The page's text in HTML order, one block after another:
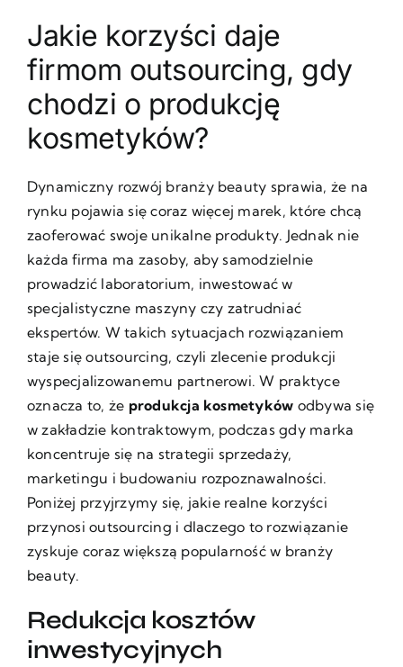
Jakie korzyści daje
firmom outsourcing, gdy
chodzi o produkcję
kosmetyków?
Dynamiczny rozwój branży beauty sprawia, że na
rynku pojawia się coraz więcej marek, które chcą
zaoferować swoje unikalne produkty. Jednak nie
każda firma ma zasoby, aby samodzielnie
prowadzić laboratorium, inwestować w
specjalistyczne maszyny czy zatrudniać
ekspertów. W takich sytuacjach rozwiązaniem
staje się outsourcing, czyli zlecenie produkcji
wyspecjalizowanemu partnerowi. W praktyce
oznacza to, że produkcja kosmetyków odbywa się
w zakładzie kontraktowym, podczas gdy marka
koncentruje się na strategii sprzedaży,
marketingu i budowaniu rozpoznawalności.
Poniżej przyjrzymy się, jakie realne korzyści
przynosi outsourcing i dlaczego to rozwiązanie
zyskuje coraz większą popularność w branży
beauty.
Redukcja kosztów
inwestycyjnych